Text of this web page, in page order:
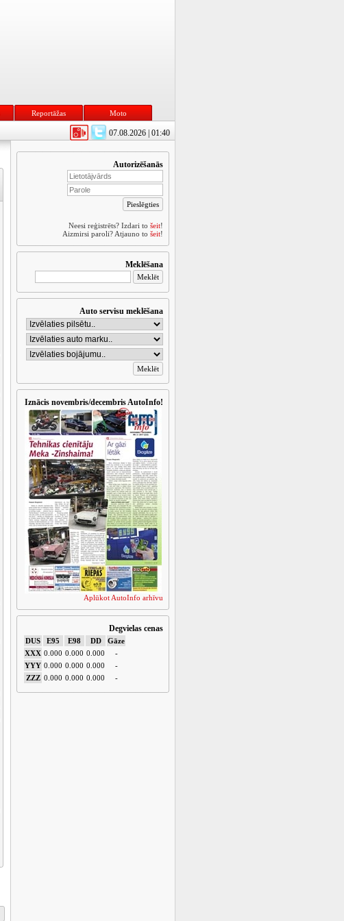
Reportāžas Moto
07.08.2026 | 01:40
Autorizēšanās
Neesi reģistrēts? Izdari to šeit!
Aizmirsi paroli? Atjauno to šeit!
Meklēšana
Auto servisu meklēšana
Iznācis novembris/decembris AutoInfo!
Aplūkot AutoInfo arhīvu
Degvielas cenas
DUS E95 E98 DD
Gāze
XXX 0.000 0.000 0.000
-
YYY 0.000 0.000 0.000
-
ZZZ 0.000 0.000 0.000 -